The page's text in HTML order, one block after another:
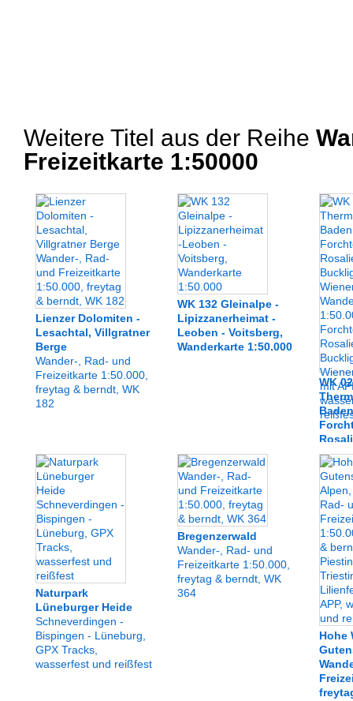
Weitere Titel aus der Reihe
Freizeitkarte 1:50000
Lienzer Dolomiten -
Lesachtal, Villgratner
Berge
Wander-, Rad- und
Freizeitkarte 1:50.000,
freytag & berndt, WK
182
WK 132 Gleinalpe -
Lipizzanerheimat -
Leoben - Voitsberg,
Wanderkarte 1:50.000
WK
Naturpark
Lüneburger Heide
Schneverdingen -
Bispingen - Lüneburg,
GPX Tracks,
wasserfest und reißfest
Bregenzerwald
Wander-, Rad- und
Freizeitkarte 1:50.000,
freytag & berndt, WK
364
Hohe